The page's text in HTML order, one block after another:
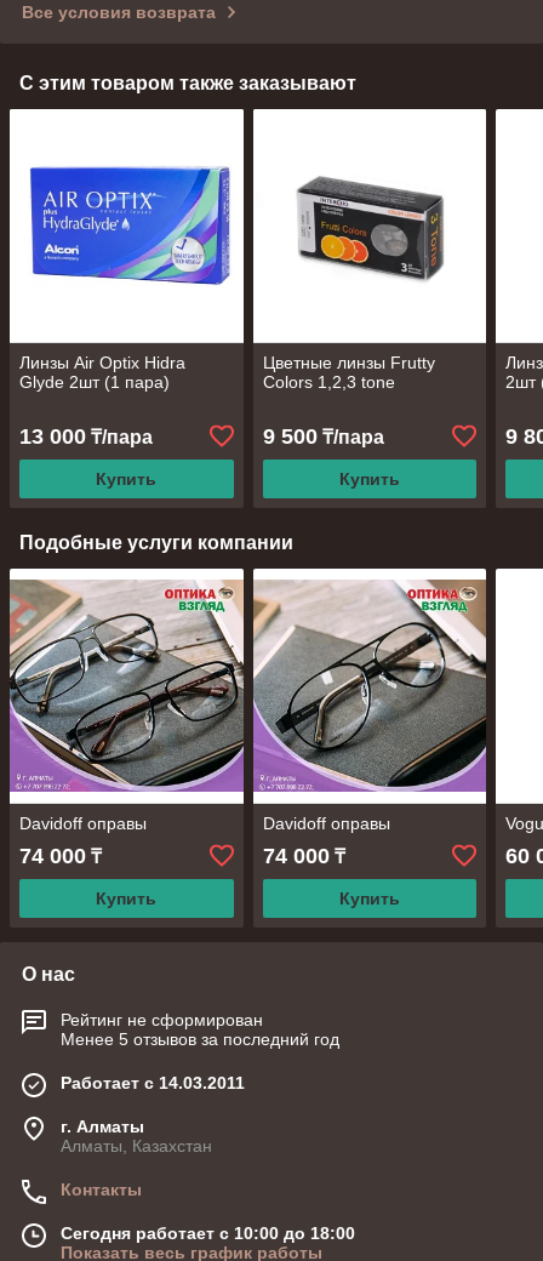
Все условия возврата
С этим товаром также заказывают
Линзы Air Optix Hidra
Glyde 2шт (1 пара)
13 000 ₸/пара
Купить
Цветные линзы Frutty
Colors 1,2,3 tone
9 500₸/пара
Купить
2шт
9
Подобные услуги компании
Davidoff оправы
74 000 ₸
Купить
Davidoff оправы
74 000₸
Купить
60
О нас
Рейтинг не сформирован
Менее 5 отзывов за последний год
Работает с 14.03.2011
г. Алматы
Алматы, Казахстан
Контакты
Сегодня работает с 10:00 до 18:00
Показать весь график работы